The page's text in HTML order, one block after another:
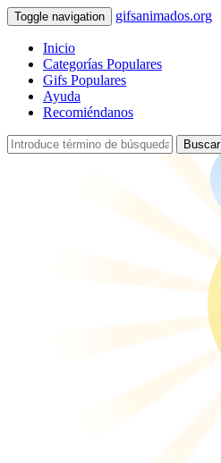
Toggle navigation gifsanimados.org
Inicio
Categorías Populares
Gifs Populares
Ayuda
Recomiéndanos
Buscar